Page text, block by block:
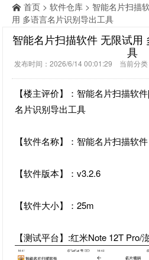
首页 > 软件仓库 > 智能名片扫描
用 多语言名片识别导出工具
智能名片扫描软件 无限试用
具
发布时间：2026/6/14 00:01:29 当前分类
【楼主评价】：智能名片扫描软
名片识别导出工具
【软件名称】：智能名片扫描软
【软件版本】：v3.2.6
【软件大小】：25m
【测试平台】:红米Note 12T Pro/